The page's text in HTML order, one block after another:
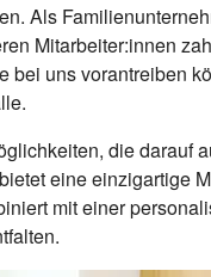
Als
Mitarbeiter:innen
uns vorantreiben
die darauf
eine einzigartige
mit einer